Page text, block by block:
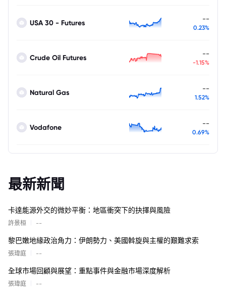
USA 30 - Futures --
0.23%
Crude Oil Futures --
-1.15%
Natural Gas --
1.52%
Vodafone --
0.69%
最新新聞
卡達能源外交的微妙平衡：地區衝突下的抉擇與風險
許景桓 --
黎巴嫩地緣政治角力：伊朗勢力、美國斡旋與主權的艱難求索
張瑋庭 --
全球市場回顧與展望：重點事件與金融市場深度解析
張瑋庭 --